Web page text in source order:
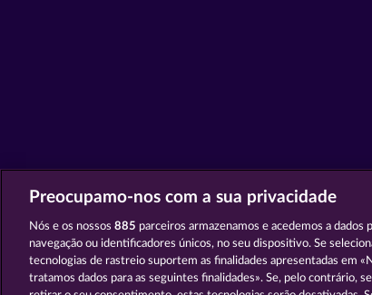
Preocupamo-nos com a sua privacidade
Nós e os nossos 885 parceiros armazenamos e acedemos a dados
navegação ou identificadores únicos, no seu dispositivo. Se
tecnologias de rastreio suportem as finalidades apresentadas em
tratamos dados para as seguintes finalidades». Se, pelo contrário,